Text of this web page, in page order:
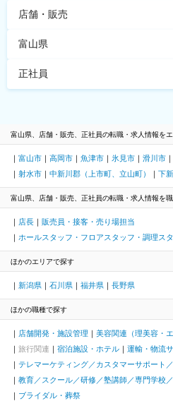
店舗・販売
富山県
正社員
富山県、店舗・販売、正社員の転職・求人情報を
富山市 高岡市 魚津市 氷見市 滑川市
射水市
中新川郡（上市町、立山町） 下
富山県、店舗・販売、正社員の転職・求人情報を
店長
販売員・接客・売り場担当
ホールスタッフ・フロアスタッフ・調理スタ
ほかのエリアで探す
新潟県 石川県 福井県 長野県
ほかの職種で探す
店舗開発・施設管理
美容関連（理美容・
旅行関連
宿泊施設・ホテル 運輸・物流
テレマーケティング／カスタマーサポート
教育／スクール／研修／塾講師／専門学校
ブライダル・葬祭